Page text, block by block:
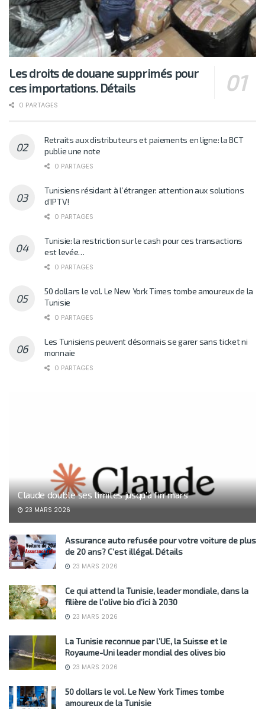
Les droits de douane supprimés pour
ces importations. Détails
0 PARTAGES
Retraits aux distributeurs et paiements en ligne: la BCT
publie une note
0 PARTAGES
Tunisiens résidant à l’étranger: attention aux solutions
d’IPTV!
0 PARTAGES
Tunisie: la restriction sur le cash pour ces transactions
est levée…
0 PARTAGES
50 dollars le vol. Le New York Times tombe amoureux de la
Tunisie
0 PARTAGES
Les Tunisiens peuvent désormais se garer sans ticket ni
monnaie
0 PARTAGES
Claude double ses limites jusqu’à fin mars
23 MARS 2026
Assurance auto refusée pour votre voiture de plus
de 20 ans? C’est illégal. Détails
23 MARS 2026
Ce qui attend la Tunisie, leader mondiale, dans la
filière de l’olive bio d’ici à 2030
23 MARS 2026
La Tunisie reconnue par l’UE, la Suisse et le
Royaume-Uni leader mondial des olives bio
23 MARS 2026
50 dollars le vol. Le New York Times tombe
amoureux de la Tunisie